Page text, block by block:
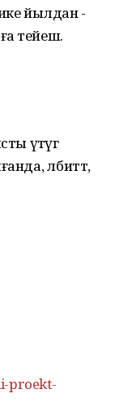
йылдан -
тейеш.
үтәүгә
әлбиттә,
proekt-